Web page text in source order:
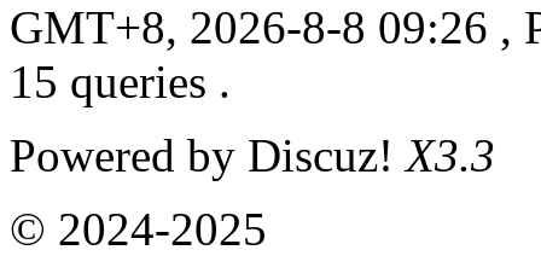
GMT+8, 2026-8-8 09:26 ,
15 queries .
Powered by Discuz!X3.3
© 2024-2025